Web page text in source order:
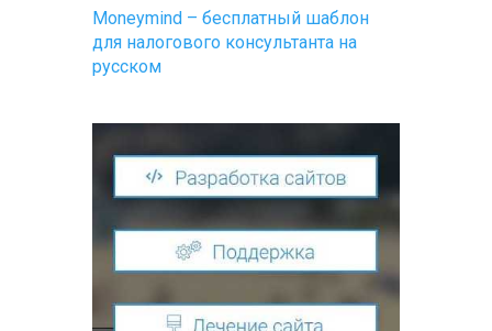
Moneymind – бесплатный шаблон
для налогового консультанта на
русском